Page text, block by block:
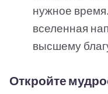
нужное
вселенная
высшему
Откройте